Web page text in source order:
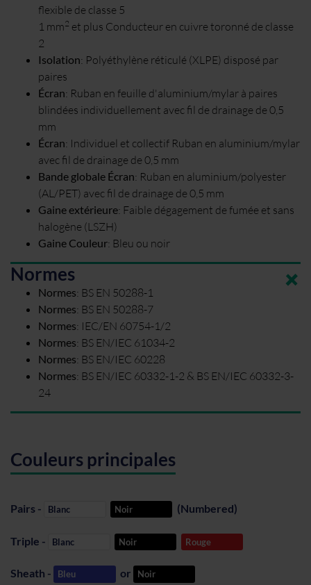
flexible de classe 5
1 mm2 et plus Conducteur en cuivre toronné de classe
2
Isolation: Polyéthylène réticulé (XLPE) disposé par
paires
Écran: Ruban en feuille d'aluminium/mylar à paires
blindées individuellement avec fil de drainage de 0,5
mm
Écran: Individuel et collectif Ruban en aluminium/mylar
avec fil de drainage de 0,5 mm
Bande globale Écran: Ruban en aluminium/polyester
(AL/PET) avec fil de drainage de 0,5 mm
Gaine extérieure: Faible dégagement de fumée et sans
halogène (LSZH)
Gaine Couleur: Bleu ou noir
Normes
Normes: BS EN 50288-1
Normes: BS EN 50288-7
Normes: IEC/EN 60754-1/2
Normes: BS EN/IEC 61034-2
Normes: BS EN/IEC 60228
Normes: BS EN/IEC 60332-1-2 & BS EN/IEC 60332-3-
24
Couleurs principales
Pairs - Blanc Noir (Numbered)
Triple - Blanc Noir Rouge
Sheath - Bleu or Noir